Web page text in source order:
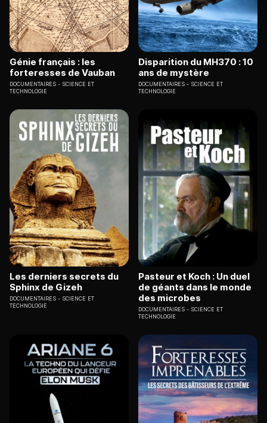
Génie français : les
forteresses de Vauban
DOCUMENTAIRES
SCIENCE ET
TECHNOLOGIE
Disparition du MH370 : 10
ans de mystère
DOCUMENTAIRES
SCIENCE ET
TECHNOLOGIE
Les derniers secrets du
Sphinx de Gizeh
DOCUMENTAIRES
SCIENCE ET
TECHNOLOGIE
Pasteur et Koch : Un duel
de géants dans le monde
des microbes
DOCUMENTAIRES
SCIENCE ET
TECHNOLOGIE